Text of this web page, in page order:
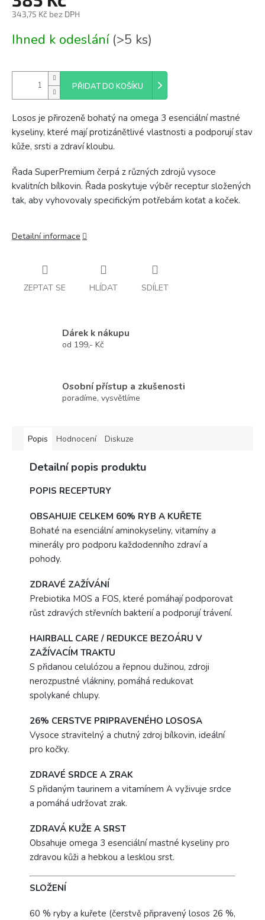
343,75 Kč bez DPH
cena:
Ihned k odeslání (>5 ks)
PŘIDAT DO KOŠÍKU
Losos je přirozeně bohatý na omega 3 esenciální mastné
kyseliny, které mají protizánětlivé vlastnosti a podporují stav
kůže, srsti a zdraví kloubu.
Řada SuperPremium čerpá z různých zdrojů vysoce
kvalitních bílkovin. Řada poskytuje výběr receptur složených
tak, aby vyhovovaly specifickým potřebám koťat a koček.
Detailní informace
ZEPTAT SE HLÍDAT SDÍLET
Dárek k nákupu
od 199,- Kč
Osobní přístup a zkušenosti
poradíme, vysvětlíme
Popis Hodnocení Diskuze
Detailní popis produktu
POPIS RECEPTURY
OBSAHUJE CELKEM 60% RYB A KUŘETE
Bohaté na esenciální aminokyseliny, vitamíny a
minerály pro podporu každodenního zdraví a
pohody.
ZDRAVÉ ZAŽÍVÁNÍ
Prebiotika MOS a FOS, které pomáhají podporovat
růst zdravých střevních bakterií a podporují trávení.
HAIRBALL CARE / REDUKCE BEZOÁRU V
ZAŽÍVACÍM TRAKTU
S přidanou celulózou a řepnou dužinou, zdroji
nerozpustné vlákniny, pomáhá redukovat
spolykané chlupy.
26% CERSTVE PRIPRAVENÉHO LOSOSA
Vysoce stravitelný a chutný zdroj bílkovin, ideální
pro kočky.
ZDRAVÉ SRDCE A ZRAK
S přidaným taurinem a vitamínem A vyživuje srdce
a pomáhá udržovat zrak.
ZDRAVÁ KUŽE A SRST
Obsahuje omega 3 esenciální mastné kyseliny pro
zdravou kůži a hebkou a lesklou srst.
SLOŽENÍ
60 % ryby a kuřete (čerstvě připravený losos 26 %,